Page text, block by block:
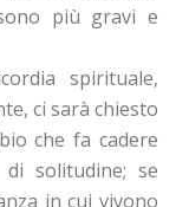
più gravi e
spirituale,
ci sarà chiesto
che fa cadere
solitudine; se
in cui vivono